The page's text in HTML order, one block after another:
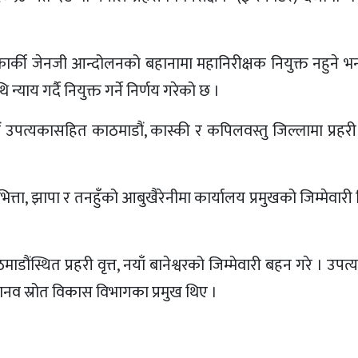
जेनजी आन्दोलनको बहानामा महानिरीक्षक नियुक्त नहुने
गर्दै नियुक्त गर्ने निर्णय गरेको छ ।
उपत्यकासहित काठमाडौं, कास्की र कपिलवस्तु जिल्लामा
झापा र तनहुँको आबुखैरेनीमा कार्यालय प्रमुखको
प्रहरी वृत्त, नयाँ बानेश्वरको जिम्मेवारी बहन गरे ।
स्रोत विकास विभागका प्रमुख थिए ।